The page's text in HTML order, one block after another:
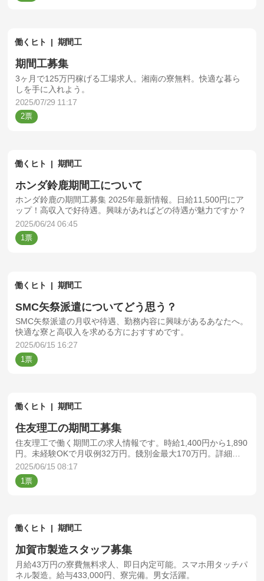
働くヒト 期間工
期間工募集
3ヶ月で125万円稼げる工場求人。湘南の寮無料。快適な暮ら
しを手に入れよう。
2025/07/29 11:17
2
働くヒト 期間工
ホンダ鈴鹿期間工について
ホンダ鈴鹿の期間工募集 2025年最新情報。日給11,500円にア
ップ！高収入で好待遇。興味があればどの待遇が魅力ですか？
2025/06/24 06:45
1
働くヒト 期間工
SMC矢祭派遣についてどう思う？
SMC矢祭派遣の月収や待遇、勤務内容に興味があるあなたへ。
快適な寮と高収入を求める方におすすめです。
2025/06/15 16:27
1
働くヒト 期間工
住友理工の期間工募集
住友理工で働く期間工の求人情報です。時給1,400円から1,890
円。未経験OKで月収例32万円。餞別金最大170万円。詳細を
確認して選択してください。
2025/06/15 08:17
1
働くヒト 期間工
加賀市製造スタッフ募集
月給43万円の寮費無料求人、即日内定可能。スマホ用タッチパ
ネル製造。給与433,000円、寮完備。男女活躍。